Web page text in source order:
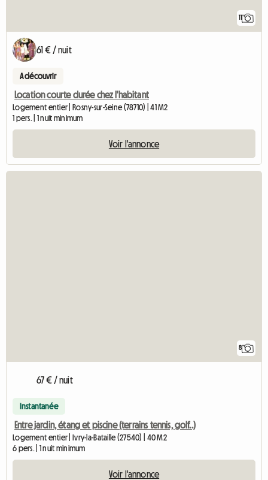
11
61 € / nuit
A découvrir
Location courte durée chez l'habitant
Logement entier | Rosny-sur-Seine (78710) | 41 M2
1 pers. | 1 nuit minimum
Voir l'annonce
8
67 € / nuit
Instantanée
Entre jardin, étang et piscine (terrains tennis, golf..)
Logement entier | Ivry-la-Bataille (27540) | 40 M2
6 pers. | 1 nuit minimum
Voir l'annonce